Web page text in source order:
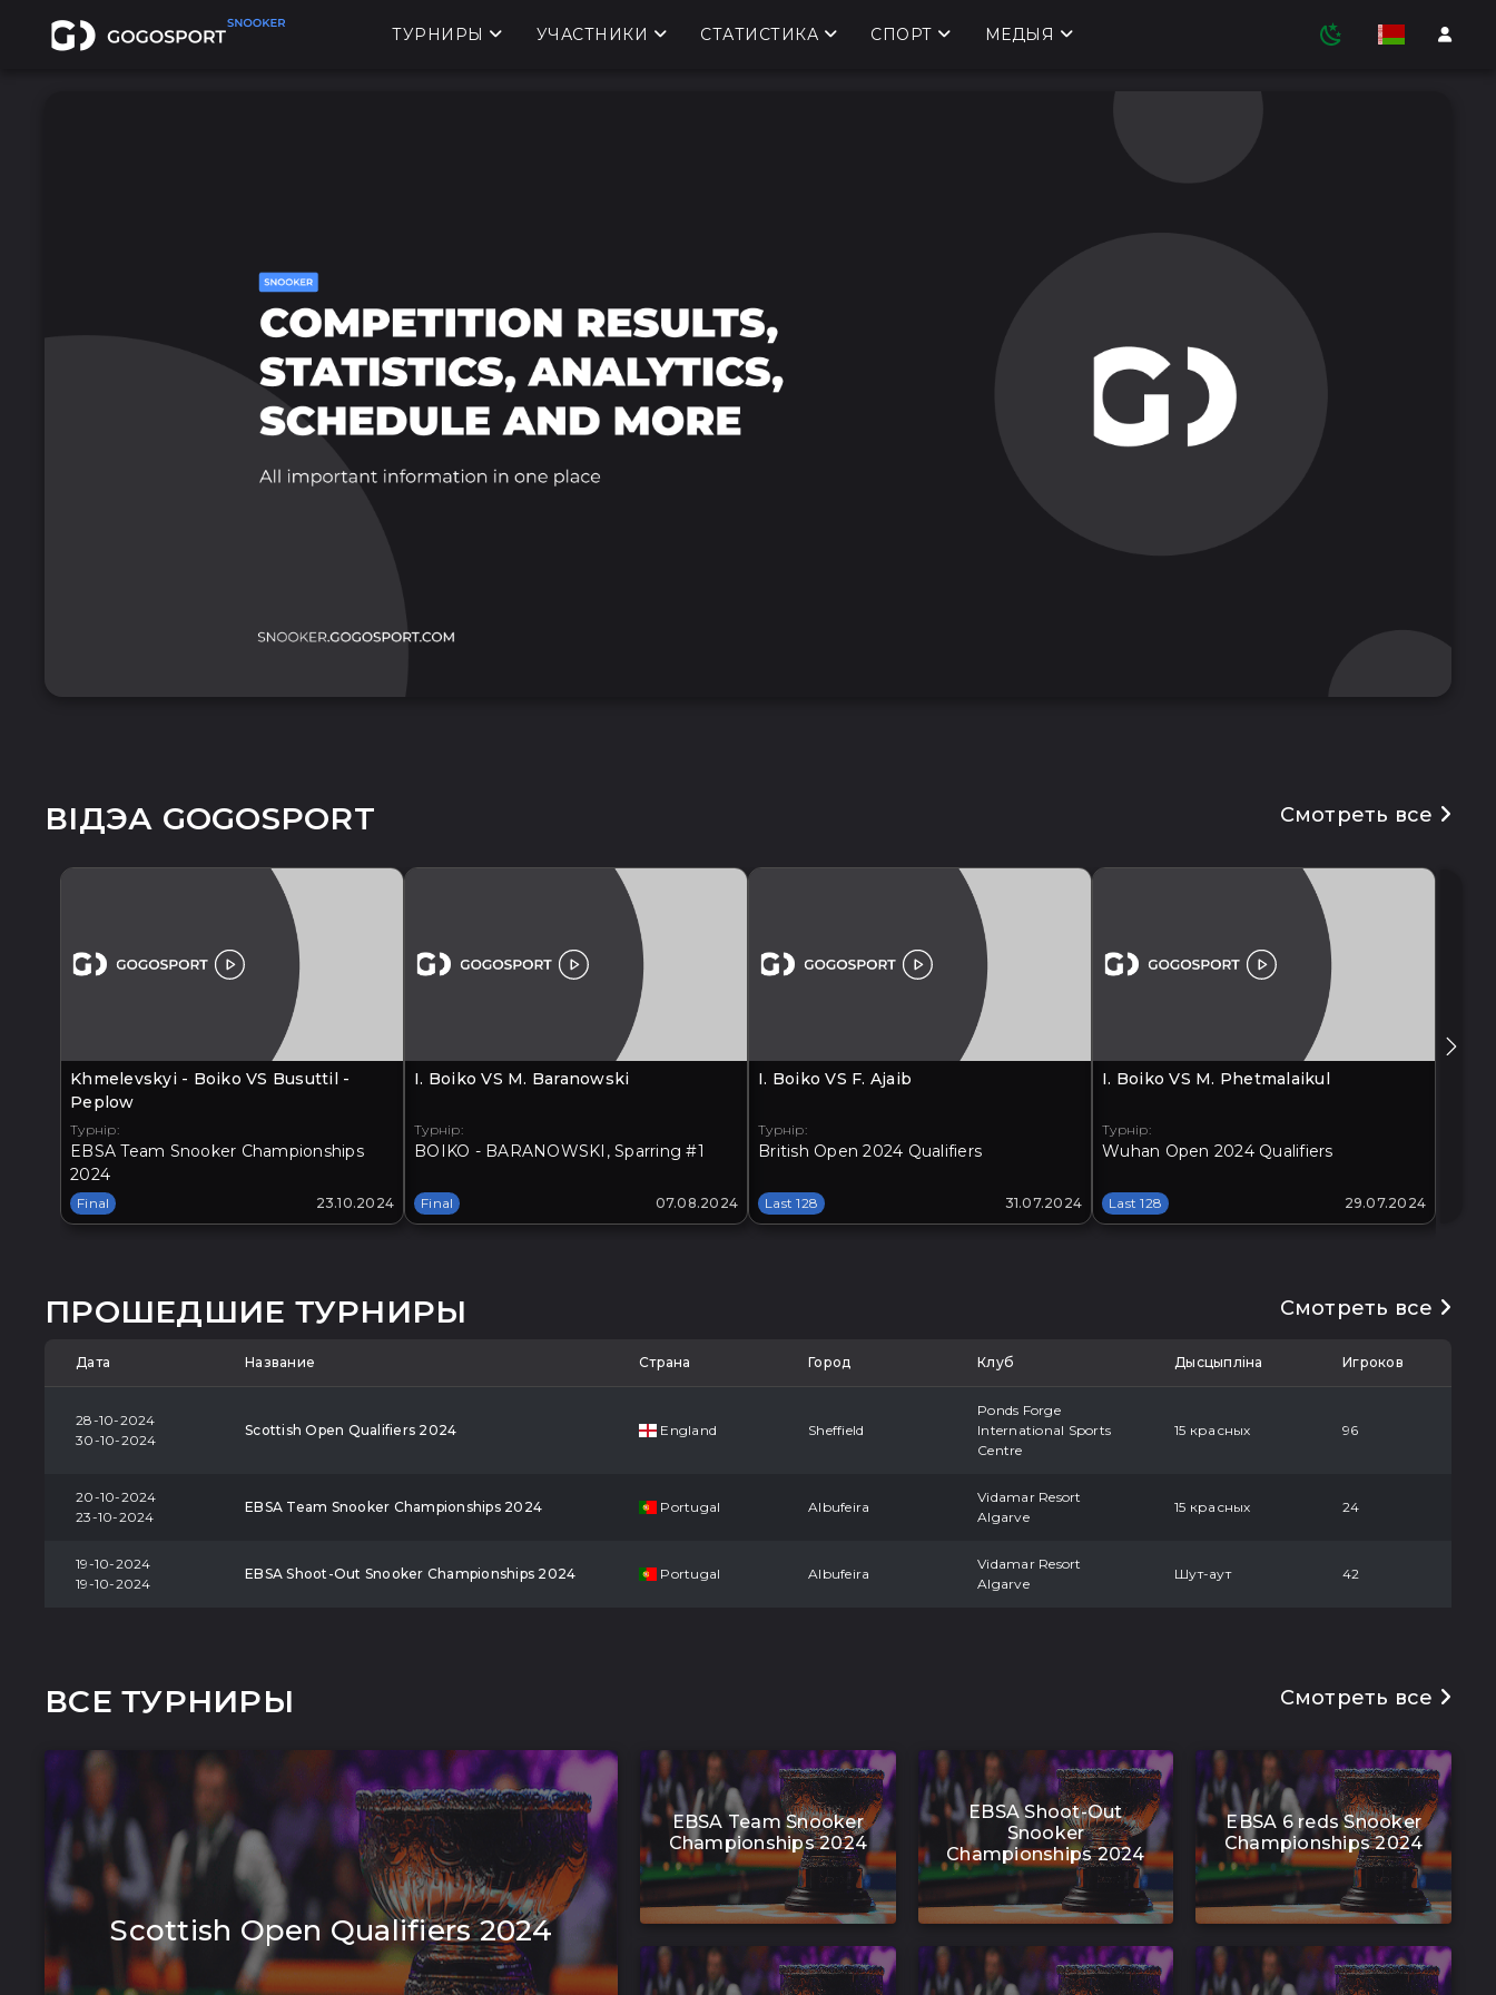
ТУРНИРЫ УЧАСТНИКИ СТАТИСТИКА СПОРТ МЕДЫЯ
ВІДЭА GOGOSPORT Смотреть все
Khmelevskyi - Boiko VS Busuttil -
Peplow
Турнір:
EBSA Team Snooker Championships
2024
Final 23.10.2024
I. Boiko VS M. Baranowski
Турнір:
BOIKO - BARANOWSKI, Sparring #1
Final 07.08.2024
I. Boiko VS F. Ajaib
Турнір:
British Open 2024 Qualifiers
Last 128 31.07.2024
I. Boiko VS M. Phetmalaikul
Турнір:
Wuhan Open 2024 Qualifiers
Last 128 29.07.2024
ПРОШЕДШИЕ ТУРНИРЫ Смотреть все
Дата Название Страна Город Клуб Дысцыпліна Игроков
28-10-2024
30-10-2024
Scottish Open Qualifiers 2024 England Sheffield
Ponds Forge
International Sports
Centre
15 красных 96
20-10-2024
23-10-2024
EBSA Team Snooker Championships 2024 Portugal Albufeira
Vidamar Resort
Algarve
15 красных 24
19-10-2024
19-10-2024
EBSA Shoot-Out Snooker Championships 2024 Portugal Albufeira
Vidamar Resort
Algarve
Шут-аут 42
ВСЕ ТУРНИРЫ Смотреть все
Scottish Open Qualifiers 2024
EBSA Team Snooker
Championships 2024
EBSA Shoot-Out
Snooker
Championships 2024
EBSA 6 reds Snooker
Championships 2024